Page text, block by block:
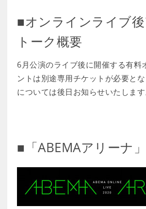
■オンラインライブ
トーク概要
6月公演のライブ後に開催する有料
ントは別途専用チケットが必要と
については後日お知らせいたします
■「ABEMAアリーナ